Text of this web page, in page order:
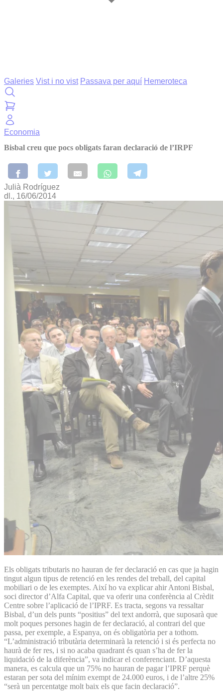
Galeries Vist i no vist Passava per aquí Hemeroteca
Economia
Bisbal creu que pocs obligats faran declaració de l’IRPF
Julià Rodríguez
dl., 16/06/2014
Els obligats tributaris no hauran de fer declaració en cas que ja hagin
tingut algun tipus de retenció en les rendes del treball, del capital
mobiliari o de les exemptes. Així ho va explicar ahir Antoni Bisbal,
soci director d’Alfa Capital, que va oferir una conferència al Crèdit
Centre sobre l’aplicació de l’IPRF. Es tracta, segons va ressaltar
Bisbal, d’un dels punts “positius” del text andorrà, que suposarà que
molt poques persones hagin de fer declaració, al contrari del que
passa, per exemple, a Espanya, on és obligatòria per a tothom.
“L’administració tributària determinarà la retenció i si és perfecta no
haurà de fer res, i si no acaba quadrant és quan s’ha de fer la
liquidació de la diferència”, va indicar el conferenciant. D’aquesta
manera, es calcula que un 75% no hauran de pagar l’IPRF perquè
estaran per sota del mínim exempt de 24.000 euros, i de l’altre 25%
“serà un percentatge molt baix els que facin declaració”.